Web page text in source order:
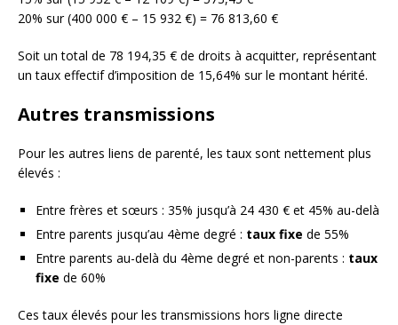
20% sur (400 000 € – 15 932 €) = 76 813,60 €
Soit un total de 78 194,35 € de droits à acquitter, représentant
un taux effectif d’imposition de 15,64% sur le montant hérité.
Autres transmissions
Pour les autres liens de parenté, les taux sont nettement plus
élevés :
Entre frères et sœurs : 35% jusqu’à 24 430 € et 45% au-delà
Entre parents jusqu’au 4ème degré : taux fixe de 55%
Entre parents au-delà du 4ème degré et non-parents : taux
fixe de 60%
Ces taux élevés pour les transmissions hors ligne directe